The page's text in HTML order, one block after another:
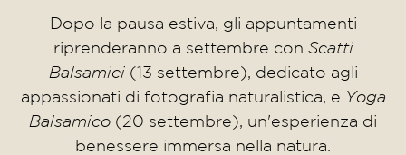
Dopo la pausa estiva, gli appuntamenti
riprenderanno a settembre con Scatti
Balsamici(13 settembre), dedicato agli
appassionati di fotografia naturalistica, e Yoga
Balsamico (20 settembre), un'esperienza di
benessere immersa nella natura.